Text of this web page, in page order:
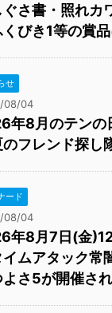
ぐさ書・照れカ
くびき1等の賞
せ
08/04
年8月のテンの
のフレンド探し
ード
08/04
年8月7日(金
ムアタック常
よさ5が開催さ